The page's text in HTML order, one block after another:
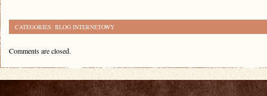
CATEGORIES: BLOG INTERNETOWY
Comments are closed.